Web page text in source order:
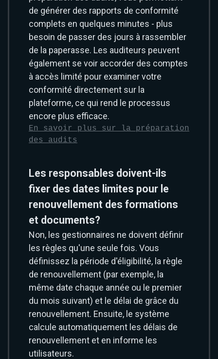
de générer des rapports de conformité
complets en quelques minutes - plus
besoin de passer des jours à rassembler
de la paperasse. Les auditeurs peuvent
également se voir accorder des comptes
à accès limité pour examiner votre
conformité directement sur la
plateforme, ce qui rend le processus
encore plus efficace.
En savoir plus sur la préparation
des audits
Les responsables doivent-ils
fixer des dates limites pour le
renouvellement des formations
et documents?
Non, les gestionnaires ne doivent définir
les règles qu'une seule fois. Vous
définissez la période d'éligibilité, la règle
de renouvellement (par exemple, la
même date chaque année ou le premier
du mois suivant) et le délai de grâce du
renouvellement. Ensuite, le système
calcule automatiquement les délais de
renouvellement et en informe les
utilisateurs.